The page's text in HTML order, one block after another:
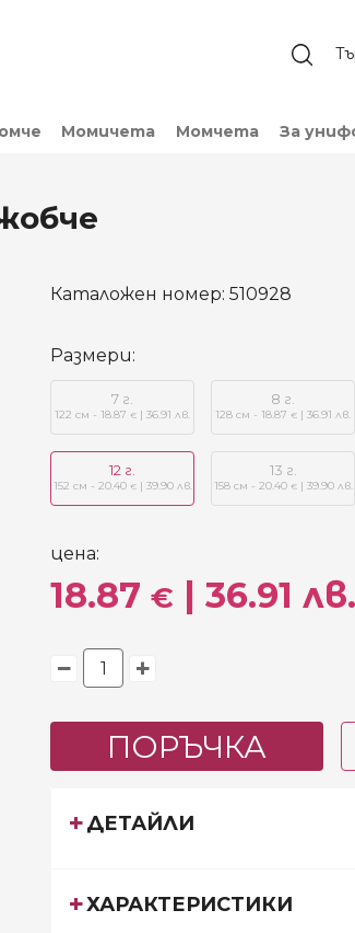
Момичета Момчета За
Каталожен номер: 510928
цена:
18.87 € | 36.91 лв.
Размери:
7 г.
122 см - 18.87 € | 36.91 лв.
8 г.
128 см - 18.87 € | 36.91 лв.
12 г.
152 см - 20.40 €| 39.90 лв.
13 г.
158 см - 20.40 €| 39.90 лв.
ПОРЪЧКА
ДЕТАЙЛИ
ХАРАКТЕРИСТИКИ